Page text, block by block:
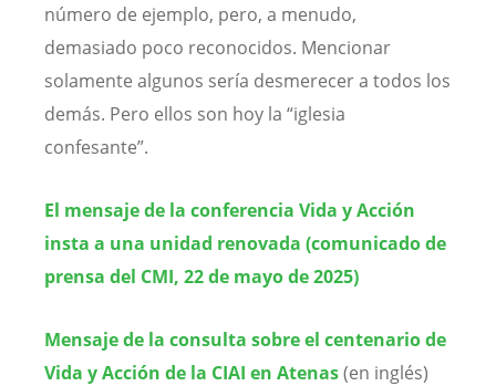
número de ejemplo, pero, a menudo,
demasiado poco reconocidos. Mencionar
solamente algunos sería desmerecer a todos los
demás. Pero ellos son hoy la “iglesia
confesante”.
El mensaje de la conferencia Vida y Acción
insta a una unidad renovada (comunicado de
prensa del CMI, 22 de mayo de 2025)
Mensaje de la consulta sobre el centenario de
Vida y Acción de la CIAI en Atenas(en inglés)